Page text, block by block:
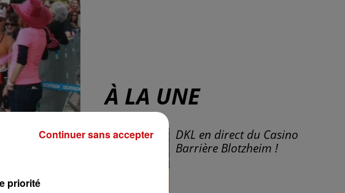
À LA UNE
DKL en direct du Casino
Barrière Blotzheim !
priorité
Continuer sans accepter